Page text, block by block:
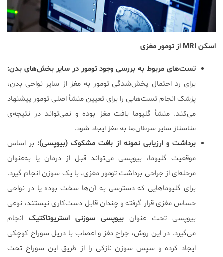
اسکن MRI از تومور مغزی
تست‌های مربوط به بررسی وجود تومور در سایر بخش‌های بدن:
برای رد احتمال پخش‌شدگی تومور به مغز از سایر نواحی بدن،
پزشک انجام تست‌هایی را برای تعیین منشأ اصلی تومور پیشنهاد
می‌کند. منشأ گلیوما بافت مغز بوده و نمی‌تواند در نتیجه‌ی
متاستاز سایر سرطان‌ها به مغز ایجاد شود.
برداشت و ارزیابی نمونه از بافت مشکوک (بیوپسی): بر اساس
موقعیت گلیوما، بیوپسی می‌تواند قبل از درمان یا به‌عنوان
مرحله‌ای از جراحی برداشت تومور مغزی، با یک سوزن انجام گیرد.
برای گلیوماهایی که دسترسی به آن‌ها سخت بوده یا در نواحی
حساس مغزی قرار گرفته‌ و چندان قابل دست‌کاری نیستند، نوعی
بیوپسی تحت عنوان بیوپسی سوزنی استریوتاکتیک انجام
می‌گیرد. در این روش، جراح مغز و اعصاب با دریل سوراخ کوچکی
ایجاد کرده و سپس سوزن نازکی را از طریق این سوراخ تحت